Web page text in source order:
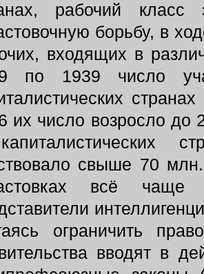
рабочий класс
борьбу, в
входящих в
по 1939 число
их число возросло до
свыше 70
всё чаще
ограничить
вводят в